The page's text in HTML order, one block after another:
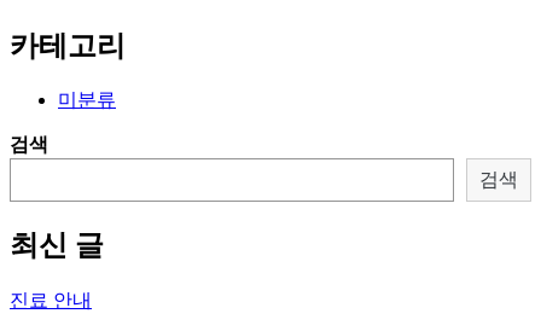
카테고리
미분류
검색
검색
최신 글
진료 안내